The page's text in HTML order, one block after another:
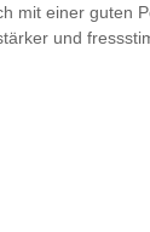
einer
und